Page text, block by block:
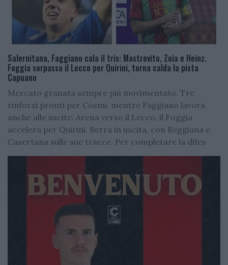
Salernitana, Faggiano cala il tris: Mastrovito, Zoia e Heinz.
Foggia sorpassa il Lecco per Quirini, torna calda la pista
Capuano
Mercato granata sempre più movimentato. Tre
rinforzi pronti per Cosmi, mentre Faggiano lavora
anche alle uscite: Arena verso il Lecco, il Foggia
accelera per Quirini. Berra in uscita, con Reggiana e
Casertana sulle sue tracce. Per completare la difes